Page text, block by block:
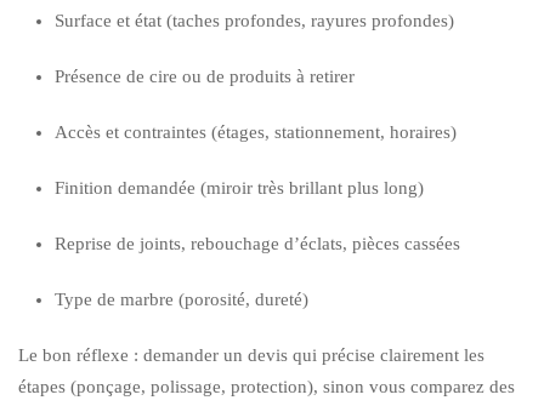
Surface et état (taches profondes, rayures profondes)
Présence de cire ou de produits à retirer
Accès et contraintes (étages, stationnement, horaires)
Finition demandée (miroir très brillant plus long)
Reprise de joints, rebouchage d’éclats, pièces cassées
Type de marbre (porosité, dureté)
Le bon réflexe : demander un devis qui précise clairement les
étapes (ponçage, polissage, protection), sinon vous comparez des